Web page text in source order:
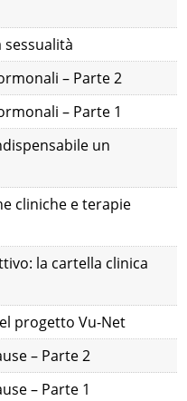
– Parte 2
– Parte 1
un
cliniche e terapie
la cartella clinica
progetto Vu-Net
– Parte 2
– Parte 1